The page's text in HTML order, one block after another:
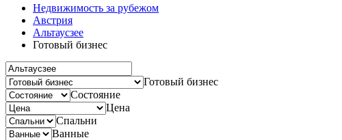
Недвижимость за рубежом
Австрия
Альтаусзее
Готовый бизнес
Готовый бизнес
Состояние
Цена
Спальни
Ванные